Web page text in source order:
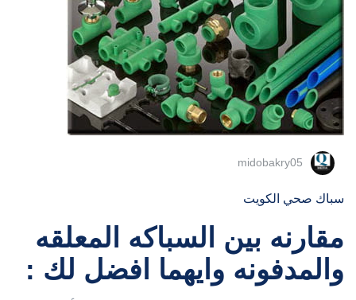
midobakry05
سباك صحي الكويت
مقارنه بين السباكه المعلقه
والمدفونه وايهما افضل لك :